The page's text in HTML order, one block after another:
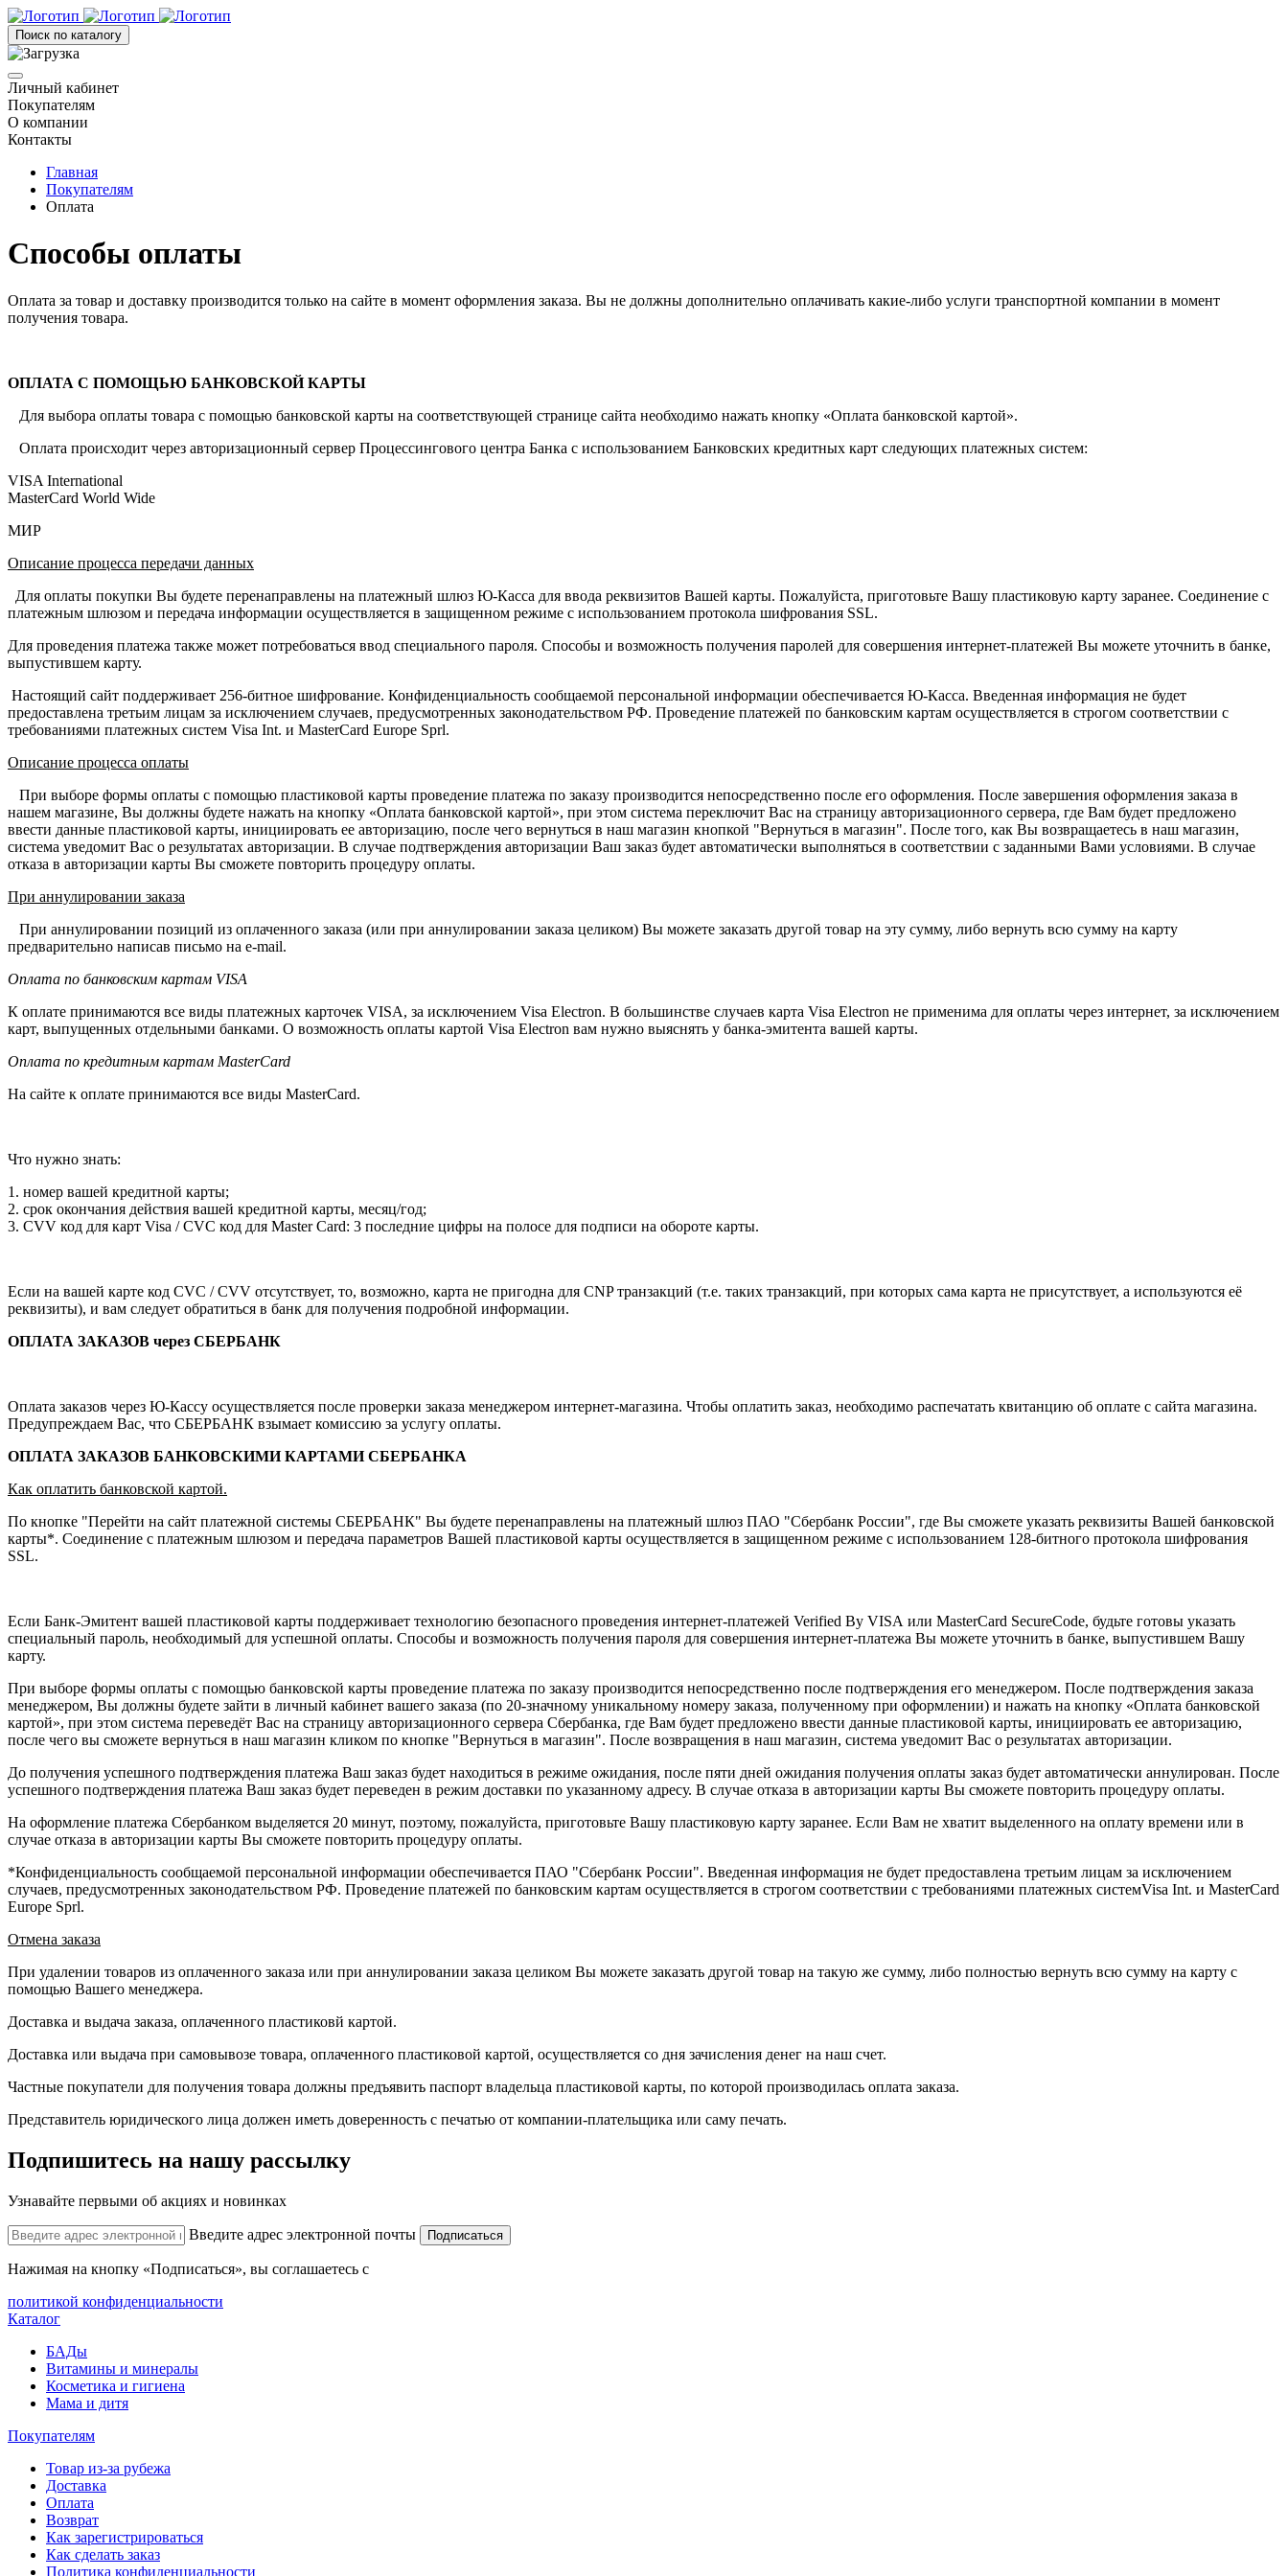
Поиск по каталогу
Личный кабинет
Покупателям
О компании
Контакты
Главная
Покупателям
Оплата
Способы оплаты
Оплата за товар и доставку производится только на сайте в момент оформления заказа. Вы не должны дополнительно оплачивать какие-либо услуги транспортной компании в момент
получения товара.
ОПЛАТА С ПОМОЩЬЮ БАНКОВСКОЙ КАРТЫ
Для выбора оплаты товара с помощью банковской карты на соответствующей странице сайта необходимо нажать кнопку «Оплата банковской картой».
Оплата происходит через авторизационный сервер Процессингового центра Банка с использованием Банковских кредитных карт следующих платежных систем:
VISA International
MasterCard World Wide
МИР
Описание процесса передачи данных
Для оплаты покупки Вы будете перенаправлены на платежный шлюз Ю-Касса для ввода реквизитов Вашей карты. Пожалуйста, приготовьте Вашу пластиковую карту заранее. Соединение с
платежным шлюзом и передача информации осуществляется в защищенном режиме с использованием протокола шифрования SSL.
Для проведения платежа также может потребоваться ввод специального пароля. Способы и возможность получения паролей для совершения интернет-платежей Вы можете уточнить в банке,
выпустившем карту.
Настоящий сайт поддерживает 256-битное шифрование. Конфиденциальность сообщаемой персональной информации обеспечивается Ю-Касса. Введенная информация не будет
предоставлена третьим лицам за исключением случаев, предусмотренных законодательством РФ. Проведение платежей по банковским картам осуществляется в строгом соответствии с
требованиями платежных систем Visa Int. и MasterCard Europe Sprl.
Описание процессa оплаты
При выборе формы оплаты с помощью пластиковой карты проведение платежа по заказу производится непосредственно после его оформления. После завершения оформления заказа в
нашем магазине, Вы должны будете нажать на кнопку «Оплата банковской картой», при этом система переключит Вас на страницу авторизационного сервера, где Вам будет предложено
ввести данные пластиковой карты, инициировать ее авторизацию, после чего вернуться в наш магазин кнопкой "Вернуться в магазин". После того, как Вы возвращаетесь в наш магазин,
система уведомит Вас о результатах авторизации. В случае подтверждения авторизации Ваш заказ будет автоматически выполняться в соответствии с заданными Вами условиями. В случае
отказа в авторизации карты Вы сможете повторить процедуру оплаты.
При аннулировании заказа
При аннулировании позиций из оплаченного заказа (или при аннулировании заказа целиком) Вы можете заказать другой товар на эту сумму, либо вернуть всю сумму на карту
предварительно написав письмо на e-mail.
Оплата по банковским картам VISA
К оплате принимаются все виды платежных карточек VISA, за исключением Visa Electron. В большинстве случаев карта Visa Electron не применима для оплаты через интернет, за исключением
карт, выпущенных отдельными банками. О возможность оплаты картой Visa Electron вам нужно выяснять у банка-эмитента вашей карты.
Оплата по кредитным картам MasterCard
На сайте к оплате принимаются все виды MasterCard.
Что нужно знать:
1. номер вашей кредитной карты;
2. cрок окончания действия вашей кредитной карты, месяц/год;
3. CVV код для карт Visa / CVC код для Master Card: 3 последние цифры на полосе для подписи на обороте карты.
Если на вашей карте код CVC / CVV отсутствует, то, возможно, карта не пригодна для CNP транзакций (т.е. таких транзакций, при которых сама карта не присутствует, а используются её
реквизиты), и вам следует обратиться в банк для получения подробной информации.
ОПЛАТА ЗАКАЗОВ через СБЕРБАНК
Оплата заказов через Ю-Кассу осуществляется после проверки заказа менеджером интернет-магазина. Чтобы оплатить заказ, необходимо распечатать квитанцию об оплате с сайта магазина.
Предупреждаем Вас, что СБЕРБАНК взымает комиссию за услугу оплаты.
ОПЛАТА ЗАКАЗОВ БАНКОВСКИМИ КАРТАМИ СБЕРБАНКА
Как оплатить банковской картой.
По кнопке "Перейти на сайт платежной системы СБЕРБАНК" Вы будете перенаправлены на платежный шлюз ПАО "Сбербанк России", где Вы сможете указать реквизиты Вашей банковской
карты*. Соединение с платежным шлюзом и передача параметров Вашей пластиковой карты осуществляется в защищенном режиме с использованием 128-битного протокола шифрования
SSL.
Если Банк-Эмитент вашей пластиковой карты поддерживает технологию безопасного проведения интернет-платежей Verified By VISA или MasterCard SecureCode, будьте готовы указать
специальный пароль, необходимый для успешной оплаты. Способы и возможность получения пароля для совершения интернет-платежа Вы можете уточнить в банке, выпустившем Вашу
карту.
При выборе формы оплаты с помощью банковской карты проведение платежа по заказу производится непосредственно после подтверждения его менеджером. После подтверждения заказа
менеджером, Вы должны будете зайти в личный кабинет вашего заказа (по 20-значному уникальному номеру заказа, полученному при оформлении) и нажать на кнопку «Оплата банковской
картой», при этом система переведёт Вас на страницу авторизационного сервера Сбербанка, где Вам будет предложено ввести данные пластиковой карты, инициировать ее авторизацию,
после чего вы сможете вернуться в наш магазин кликом по кнопке "Вернуться в магазин". После возвращения в наш магазин, система уведомит Вас о результатах авторизации.
До получения успешного подтверждения платежа Ваш заказ будет находиться в режиме ожидания, после пяти дней ожидания получения оплаты заказ будет автоматически аннулирован. После
успешного подтверждения платежа Ваш заказ будет переведен в режим доставки по указанному адресу. В случае отказа в авторизации карты Вы сможете повторить процедуру оплаты.
На оформление платежа Сбербанком выделяется 20 минут, поэтому, пожалуйста, приготовьте Вашу пластиковую карту заранее. Если Вам не хватит выделенного на оплату времени или в
случае отказа в авторизации карты Вы сможете повторить процедуру оплаты.
*Конфиденциальность сообщаемой персональной информации обеспечивается ПАО "Сбербанк России". Введенная информация не будет предоставлена третьим лицам за исключением
случаев, предусмотренных законодательством РФ. Проведение платежей по банковским картам осуществляется в строгом соответствии с требованиями платежных системVisa Int. и MasterCard
Europe Sprl.
Отмена заказа
При удалении товаров из оплаченного заказа или при аннулировании заказа целиком Вы можете заказать другой товар на такую же сумму, либо полностью вернуть всю сумму на карту с
помощью Вашего менеджера.
Доставка и выдача заказа, оплаченного пластиковй картой.
Доставка или выдача при самовывозе товара, оплаченного пластиковой картой, осуществляется со дня зачисления денег на наш счет.
Частные покупатели для получения товара должны предъявить паспорт владельца пластиковой карты, по которой производилась оплата заказа.
Представитель юридического лица должен иметь доверенность с печатью от компании-плательщика или саму печать.
Подпишитесь на нашу рассылку
Узнавайте первыми об акциях и новинках
Введите адрес электронной почты Подписаться
Нажимая на кнопку «Подписаться», вы соглашаетесь с
политикой конфиденциальности
Каталог
БАДы
Витамины и минералы
Косметика и гигиена
Мама и дитя
Покупателям
Товар из-за рубежа
Доставка
Оплата
Возврат
Как зарегистрироваться
Как сделать заказ
Политика конфиденциальности